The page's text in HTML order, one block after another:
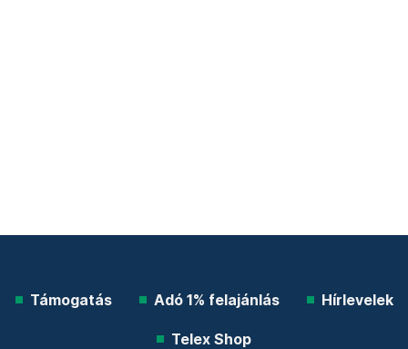
Támogatás Adó 1% felajánlás Hírlevelek
Telex Shop